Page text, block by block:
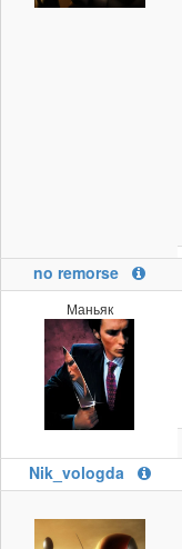
no remorse
Маньяк
Nik_vologda